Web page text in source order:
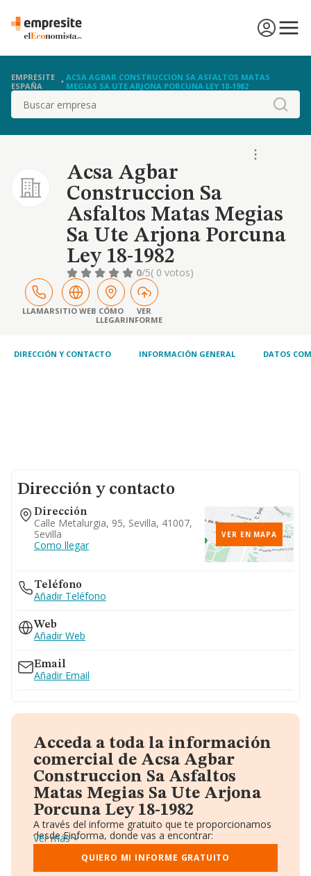
EMPRESITE
ESPAÑA
ACSA AGBAR CONSTRUCCION SA ASFALTOS MATAS
MEGIAS SA UTE ARJONA PORCUNA LEY 18-1982
Buscar
Acsa Agbar
Construccion Sa
Asfaltos Matas Megias
Sa Ute Arjona Porcuna
Ley 18-1982
0/5( 0 votos)
LLAMARSITIO WEB CÓMO
LLEGAR
VER
INFORME
DIRECCIÓN Y CONTACTO INFORMACIÓN GENERAL DATOS
Dirección y contacto
Dirección
Calle Metalurgia, 95, Sevilla, 41007,
Sevilla
Como llegar
VER EN MAPA
Teléfono
Añadir Teléfono
Web
Añadir Web
Email
Añadir Email
Acceda a toda la información
comercial de Acsa Agbar
Construccion Sa Asfaltos
Matas Megias Sa Ute Arjona
Porcuna Ley 18-1982
A través del informe gratuito que te proporcionamos
desde Einforma, donde vas a encontrar:
Datos identificativos: Denominación, CIF,
Teléfono, Domicilio.
Informe Mercantil Completo (BORME).
Ver más
QUIERO MI INFORME GRATUITO